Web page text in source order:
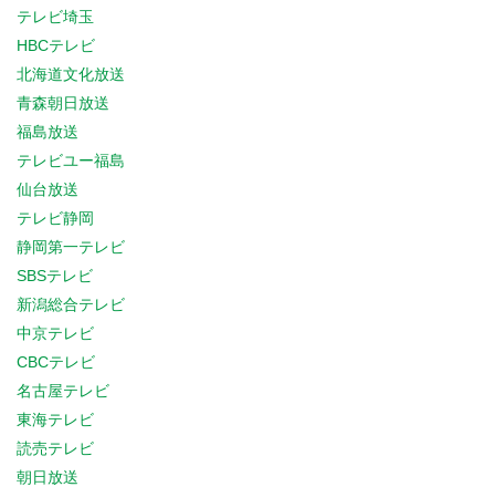
テレビ埼玉
HBCテレビ
北海道文化放送
青森朝日放送
福島放送
テレビユー福島
仙台放送
テレビ静岡
静岡第一テレビ
SBSテレビ
新潟総合テレビ
中京テレビ
CBCテレビ
名古屋テレビ
東海テレビ
読売テレビ
朝日放送